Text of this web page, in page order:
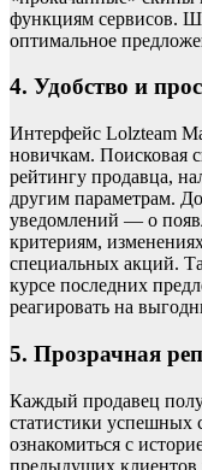
функциям сервисов.
оптимальное
4. Удобство и
Интерфейс Lolzteam
новичкам. Поисковая
рейтингу продавца,
другим параметрам.
уведомлений — о
критериям,
специальных акций.
курсе последних
реагировать на
5. Прозрачная
Каждый продавец
статистики успешных
ознакомиться с
предыдущих клиентов